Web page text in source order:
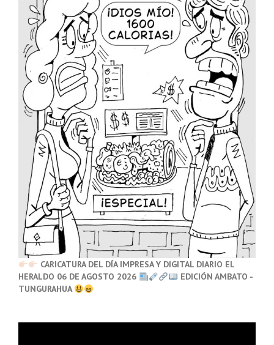
CARICATURA DEL DÍA IMPRESA Y DIGITAL DIARIO EL
HERALDO 06 DE AGOSTO 2026
EDICIÓN AMBATO -
TUNGURAHUA